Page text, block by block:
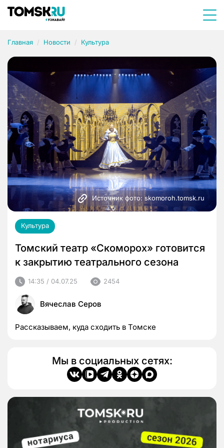
Главная Новости Культура
Источник фото: skomoroh.tomsk.ru
Культура
Томский театр «Скоморох» готовится
к закрытию театрального сезона
14:35 / 04.07.25 2454
Вячеслав Серов
Рассказываем, куда сходить в Томске
Мы в социальных сетях: